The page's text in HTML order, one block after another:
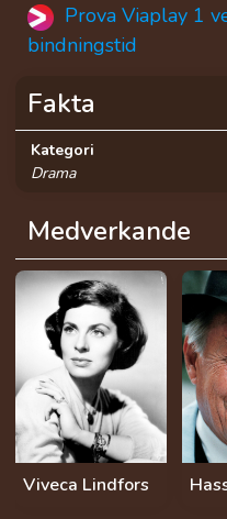
Prova Viaplay 1
bindningstid
Medverkande
Viveca Lindfors
Fakta
Kategori
Drama